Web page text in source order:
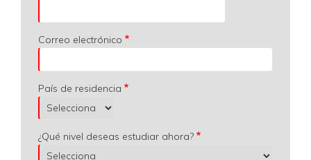
Correo electrónico
País de residencia
¿Qué nivel deseas estudiar ahora?